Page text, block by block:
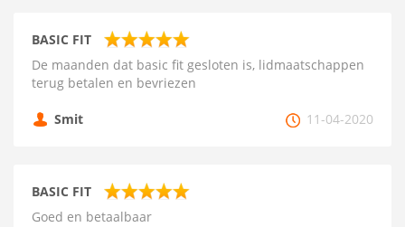
BASIC FIT
De maanden dat basic fit gesloten is, lidmaatschappen
terug betalen en bevriezen
Smit 11-04-2020
BASIC FIT
Goed en betaalbaar